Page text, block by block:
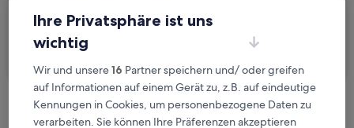
Ich reise geschäftlich
Kostenlose Stornierung bei
Ihre Privatsphäre ist uns
wichtig
Wir und unsere16 Partner speichern und/ oder greifen
auf Informationen auf einem Gerät zu, z.B. auf eindeutige
Kennungen in Cookies, um personenbezogene Daten zu
verarbeiten. Sie können Ihre Präferenzen akzeptieren